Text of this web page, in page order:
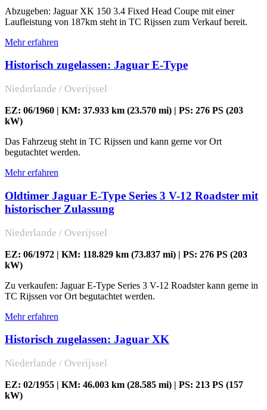
Abzugeben: Jaguar XK 150 3.4 Fixed Head Coupe mit einer
Laufleistung von 187km steht in TC Rijssen zum Verkauf bereit.
Mehr erfahren
Historisch zugelassen: Jaguar E-Type
Niederlande / Overijssel
EZ: 06/1960 | KM: 37.933 km (23.570 mi) | PS: 276 PS (203
kW)
Das Fahrzeug steht in TC Rijssen und kann gerne vor Ort
begutachtet werden.
Mehr erfahren
Oldtimer Jaguar E-Type Series 3 V-12 Roadster mit
historischer Zulassung
Niederlande / Overijssel
EZ: 06/1972 | KM: 118.829 km (73.837 mi) | PS: 276 PS (203
kW)
Zu verkaufen: Jaguar E-Type Series 3 V-12 Roadster kann gerne in
TC Rijssen vor Ort begutachtet werden.
Mehr erfahren
Historisch zugelassen: Jaguar XK
Niederlande / Overijssel
EZ: 02/1955 | KM: 46.003 km (28.585 mi) | PS: 213 PS (157
kW)